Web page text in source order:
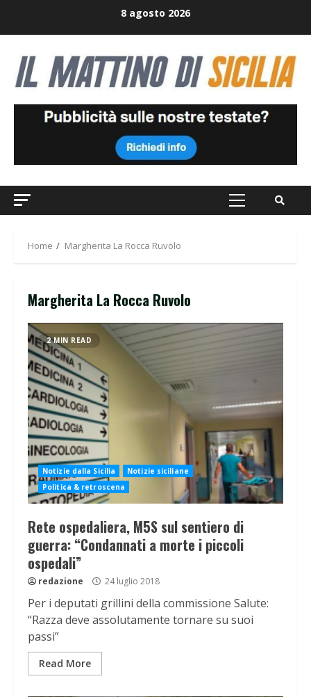
8 agosto 2026
Primary
Home Margherita La Rocca Ruvolo
Margherita La Rocca Ruvolo
2 MIN READ
Notizie dalla Sicilia
Notizie siciliane
Politica & retroscena
Rete ospedaliera, M5S sul sentiero di
guerra: “Condannati a morte i piccoli
ospedali”
redazione 24 luglio 2018
Per i deputati grillini della commissione Salute:
“Razza deve assolutamente tornare su suoi
passi”
Read More